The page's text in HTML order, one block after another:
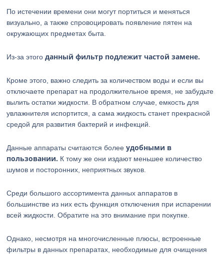
По истечении времени они могут портиться и меняться
визуально, а также спровоцировать появление пятен на
окружающих предметах быта.
Из-за этогоданный фильтр подлежит частой замене.
Кроме этого, важно следить за количеством воды и если вы
отключаете препарат на продолжительное время, не забудьте
вылить остатки жидкости. В обратном случае, емкость для
увлажнителя испортится, а сама жидкость станет прекрасной
средой для развития бактерий и инфекций.
Данные аппараты считаются болееудобными в
пользовании. К тому же они издают меньшее количество
шумов и посторонних, неприятных звуков.
Среди большого ассортимента данных аппаратов в
большинстве из них есть функция отключения при испарении
всей жидкости. Обратите на это внимание при покупке.
Однако, несмотря на многочисленные плюсы, встроенные
фильтры в данных препаратах, необходимые для очищения